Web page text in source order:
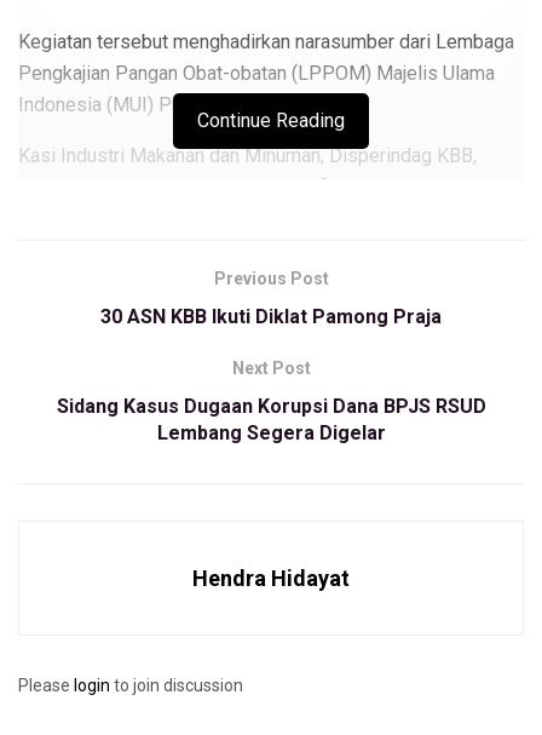
Kegiatan tersebut menghadirkan narasumber dari Lembaga
Pengkajian Pangan Obat-obatan (LPPOM) Majelis Ulama
Indonesia (MUI) Provinsi Jawa Barat.
Kasi Industri Makanan dan Minuman, Disperindag KBB,
masyarakat, juga legalitas produk IKM KBB menjadi nilai
lebih produk tersebut,”katanya pada BBPOS disela-sela
kegiatan.
Ia menambahkan, dalam kegiatan sosialisasi ini para pelaku
“Para pelaku IKM ini diberikan pembekalan agar produknya
Lebih jauh dari itu, hal ini merupakan implementasi visi misi
Continue Reading
Previous Post
30 ASN KBB Ikuti Diklat Pamong Praja
Next Post
Sidang Kasus Dugaan Korupsi Dana BPJS RSUD
Lembang Segera Digelar
Hendra Hidayat
Please login to join discussion